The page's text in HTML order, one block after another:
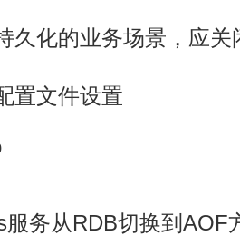
久化的业务场景，应
置文件设置
服务从RDB切换到AOF